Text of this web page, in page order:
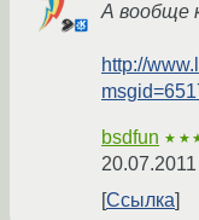
А вообще
http://
bsdfun
Ссылка